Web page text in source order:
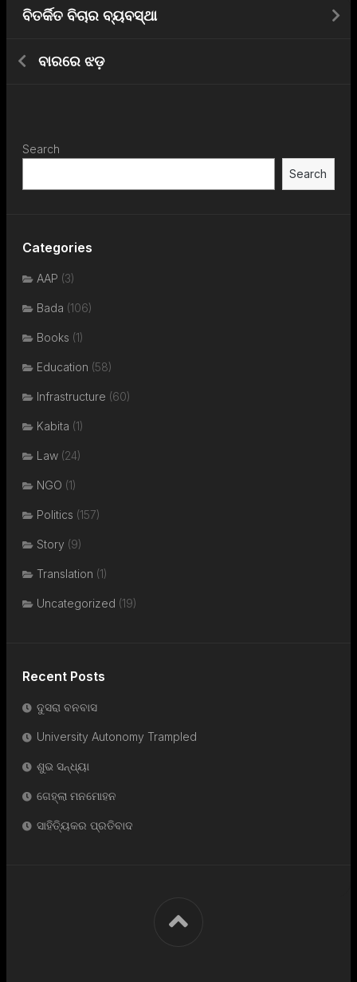
ବିତର୍କିତ ବିଚାର ବ୍ୟବସ୍ଥା
ବାରରେ ଝଡ଼
Search
Search
Categories
AAP (3)
Bada (106)
Books (1)
Education (58)
Infrastructure (60)
Kabita (1)
Law (24)
NGO (1)
Politics (157)
Story (9)
Translation (1)
Uncategorized (19)
Recent Posts
ଦୁସରା ବନବାସ
University Autonomy Trampled
ଶୁଭ ସନ୍ଧ୍ୟା
ଗେହ୍ଲା ମନମୋହନ
ସାହିତ୍ୟିକର ପ୍ରତିବାଦ